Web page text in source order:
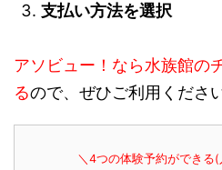
支払い方法を選択
アソビュー！なら水族館の
るので、ぜひご利用ください
＼4つの体験予約ができる